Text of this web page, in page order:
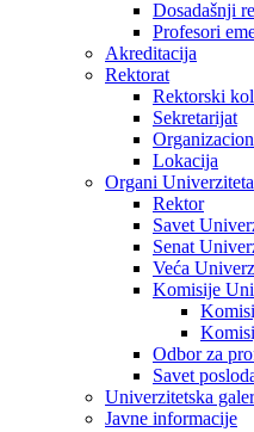
Dosadašnji
Profesori
Akreditacija
Rektorat
Rektorski
Sekretarijat
Lokacija
Organi Univerziteta
Rektor
Savet
Senat
Veća
Komisije
Odbor za
Savet
Univerzitetska
Javne informacije